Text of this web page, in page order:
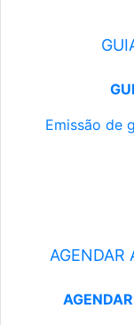
Emissão de
AGENDAR